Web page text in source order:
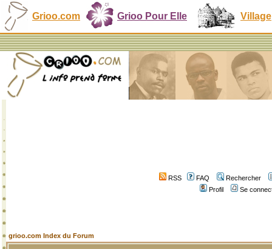
Grioo.com Grioo Pour Elle Village
RSS FAQ
Rechercher
Profil
Se
grioo.com Index du Forum